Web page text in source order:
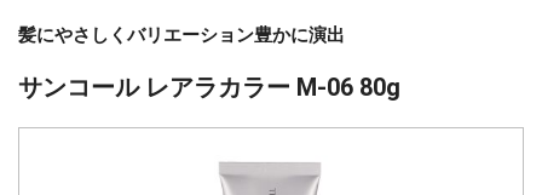
髪にやさしくバリエーション豊かに演出
サンコール レアラカラー M-06 80g